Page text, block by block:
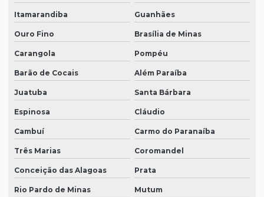
Itamarandiba Guanhães
Ouro Fino Brasília de Minas
Carangola Pompéu
Barão de Cocais Além Paraíba
Juatuba Santa Bárbara
Espinosa Cláudio
Cambuí Carmo do Paranaíba
Três Marias Coromandel
Conceição das Alagoas Prata
Rio Pardo de Minas Mutum